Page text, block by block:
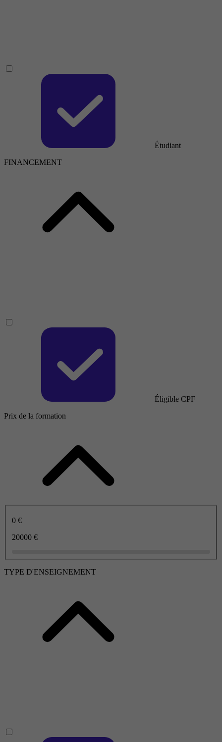
Étudiant
FINANCEMENT
Éligible CPF
Prix de la formation
0 €
20000 €
TYPE D'ENSEIGNEMENT